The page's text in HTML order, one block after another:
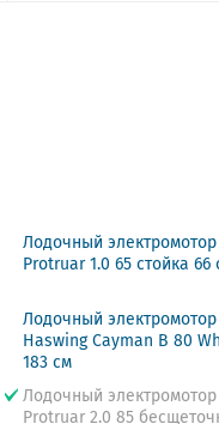
Лодочный
Protruar 1.0 65 стойка 66
Лодочный электромотор
Haswing Cayman B 80
183 см
Лодочный
Protruar 2.0 85